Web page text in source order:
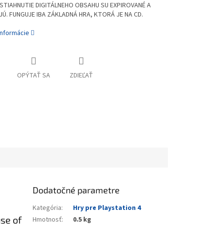
DIGITÁLNEHO OBSAHU SU EXPIROVANÉ A
FUNGUJE IBA ZÁKLADNÁ HRA, KTORÁ JE NA CD.
OPÝTAŤ SA ZDIEĽAŤ
of
Dodatočné parametre
Kategória:
Hry pre Playstation 4
Hmotnosť:
0.5 kg